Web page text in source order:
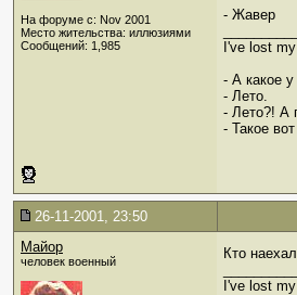
На форуме с: Nov 2001
Место жительства: иллюзиями
Сообщений: 1,985
- Жавер
I've lost
- А какое
- Лето.
- Лето?! А
- Такое
26-11-2001, 23:50
Майор
человек военный
Кто
I've lost